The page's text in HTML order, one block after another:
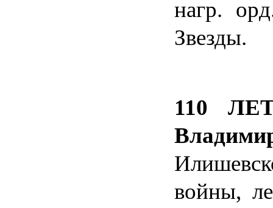
нагр.
Звезды.
110
войны,